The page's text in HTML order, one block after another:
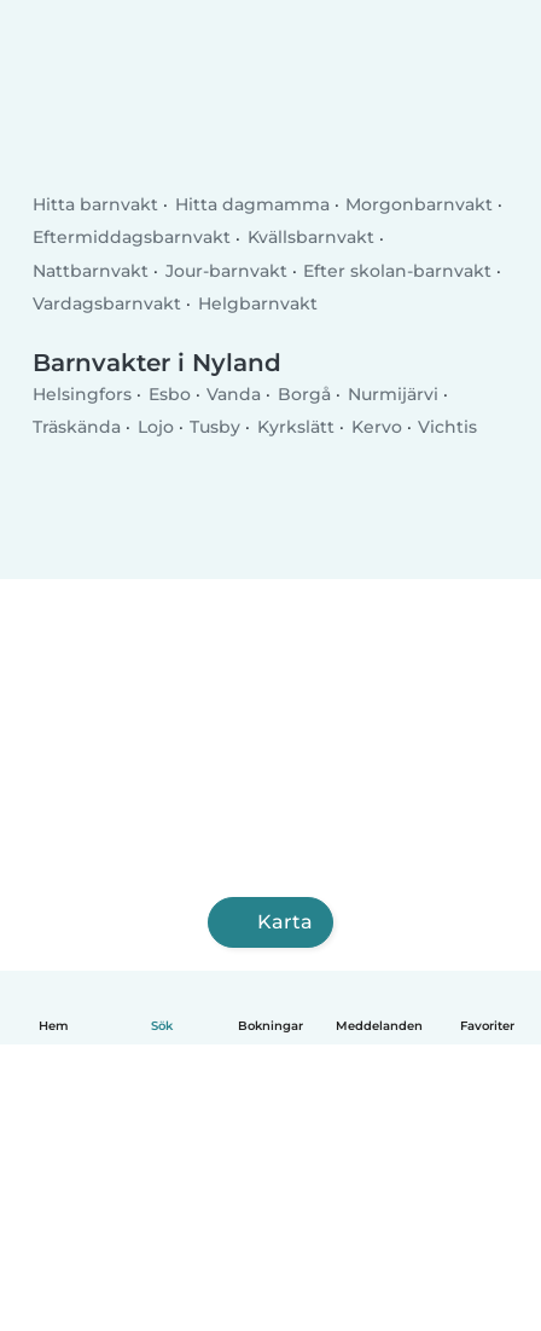
Hem Sök Bokningar Meddelanden Favoriter
Hitta barnvakt Hitta dagmamma
Morgonbarnvakt
Eftermiddagsbarnvakt
Kvällsbarnvakt
Nattbarnvakt
Jour-barnvakt
Efter skolan-barnvakt
Vardagsbarnvakt
Helgbarnvakt
Barnvakter i Nyland
Helsingfors Esbo Vanda Borgå
Nurmijärvi
Träskända
Lojo Tusby Kyrkslätt Kervo Vichtis
Karta